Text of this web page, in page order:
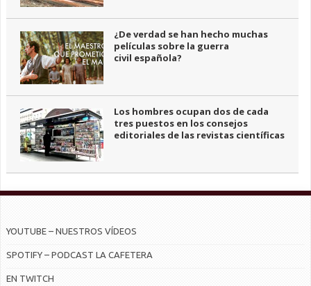
¿De verdad se han hecho muchas
películas sobre la guerra
civil española?
Los hombres ocupan dos de cada
tres puestos en los consejos
editoriales de las revistas científicas
YOUTUBE – NUESTROS VÍDEOS
SPOTIFY – PODCAST LA CAFETERA
EN TWITCH